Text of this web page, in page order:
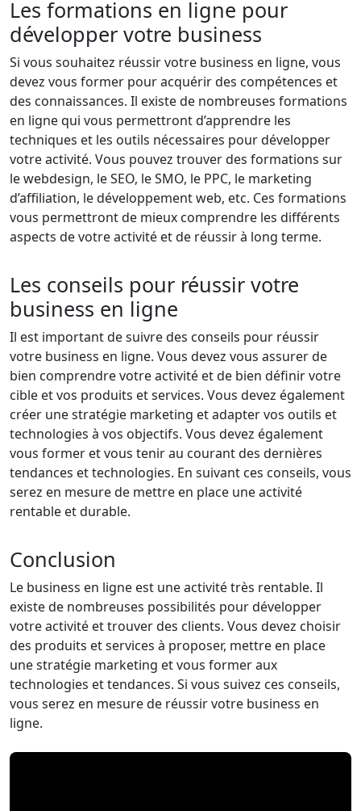
Les formations en ligne pour
développer votre business
Si vous souhaitez réussir votre business en ligne, vous
devez vous former pour acquérir des compétences et
des connaissances. Il existe de nombreuses formations
en ligne qui vous permettront d’apprendre les
techniques et les outils nécessaires pour développer
votre activité. Vous pouvez trouver des formations sur
le webdesign, le SEO, le SMO, le PPC, le marketing
d’affiliation, le développement web, etc. Ces formations
vous permettront de mieux comprendre les différents
aspects de votre activité et de réussir à long terme.
Les conseils pour réussir votre
business en ligne
Il est important de suivre des conseils pour réussir
votre business en ligne. Vous devez vous assurer de
bien comprendre votre activité et de bien définir votre
cible et vos produits et services. Vous devez également
créer une stratégie marketing et adapter vos outils et
technologies à vos objectifs. Vous devez également
vous former et vous tenir au courant des dernières
tendances et technologies. En suivant ces conseils, vous
serez en mesure de mettre en place une activité
rentable et durable.
Conclusion
Le business en ligne est une activité très rentable. Il
existe de nombreuses possibilités pour développer
votre activité et trouver des clients. Vous devez choisir
des produits et services à proposer, mettre en place
une stratégie marketing et vous former aux
technologies et tendances. Si vous suivez ces conseils,
vous serez en mesure de réussir votre business en
ligne.